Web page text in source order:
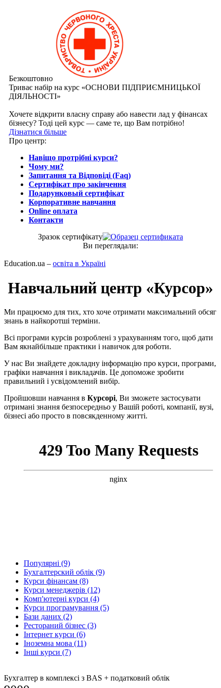
Безкоштовно
Триває набір на курс «ОСНОВИ ПІДПРИЄМНИЦЬКОЇ
ДІЯЛЬНОСТІ»
Хочете відкрити власну справу або навести лад у фінансах
бізнесу? Тоді цей курс — саме те, що Вам потрібно!
Дізнатися більше
Про центр:
Навіщо протрібні курси?
Чому ми?
Запитання та Відповіді (Faq)
Сертифікат про закінчення
Подарунковый сертифікат
Корпоративне навчання
Online оплата
Контакти
Зразок сертифiкату
Ви переглядали:
Education.ua – освіта в Україні
Навчальний центр «Курсор»
Ми працюємо для тих, хто хоче отримати максимальний обсяг
знань в найкоротші терміни.
Всі програми курсів розроблені з урахуванням того, щоб дати
Вам якнайбільше практики і навичок для роботи.
У нас Ви знайдете докладну інформацію про курси, програми,
графіки навчання і викладачів. Це допоможе зробити
правильний і усвідомлений вибір.
Пройшовши навчання в Курсорі, Ви зможете застосувати
отримані знання безпосередньо у Вашій роботі, компанії, вузі,
бізнесі або просто в повсякденному житті.
Популярнi (9)
Бухгалтерский облік (9)
Курси фінансам (8)
Курси менеджерів (12)
Комп'ютерні курси (4)
Курси програмування (5)
Бази даних (2)
Рестораний бізнес (3)
Інтернет курси (6)
Іноземна мова (11)
Інші курси (7)
Бухгалтер в комплексі з BAS + податковий облік